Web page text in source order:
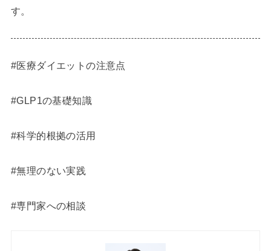
す。
#医療ダイエットの注意点
#GLP1の基礎知識
#科学的根拠の活用
#無理のない実践
#専門家への相談